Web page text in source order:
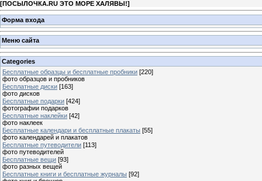
[ПОСЫЛОЧКА.RU ЭТО МОРЕ ХАЛЯВЫ!]
Форма входа
Меню сайта
Categories
Бесплатные образцы и бесплатные пробники [220]
фото образцов и пробников
Бесплатные диски [163]
фото дисков
Бесплатные подарки [424]
фотографии подарков
Бесплатные наклейки [42]
фото наклеек
Бесплатные календари и бесплатные плакаты [55]
фото календарей и плакатов
Бесплатные путеводители [113]
фото путеводителей
Бесплатные вещи [93]
фото разных вещей
Бесплатные книги и бесплатные журналы [92]